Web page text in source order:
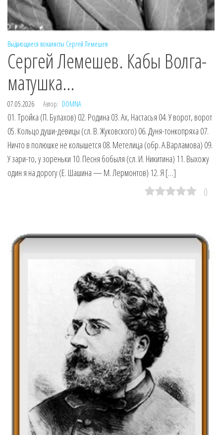
Выдающиеся вокалисты Сергей Лемешев
Сергей Лемешев. Кабы Волга-
матушка…
07.05.2026 Автор: DOMNA
01. Тройка (П. Булахов) 02. Родина 03. Ах, Настасья 04. У ворот, ворот
05. Кольцо души-девицы (сл. В. Жуковского) 06. Дуня-тонкопряха 07.
Ничто в полюшке не колышется 08. Метелица (обр. А.Варламова) 09.
У зари-то, у зореньки 10. Песня бобыля (сл. И. Никитина) 11. Выхожу
один я на дорогу (Е. Шашина — М. Лермонтов) 12. Я […]
0